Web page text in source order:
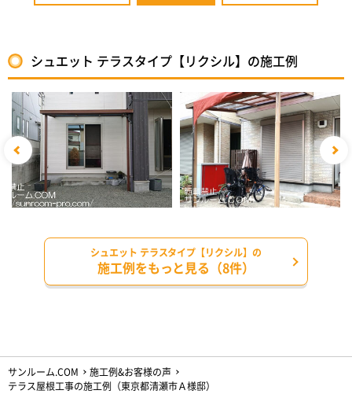
シュエット テラスタイプ【リクシル】の施工例
シュエット テラスタイプ【リクシル】の
施工例をもっと見る（8件）
サンルーム.COM
施工例&お客様の声
テラス屋根工事の施工例（東京都清瀬市Ａ様邸）